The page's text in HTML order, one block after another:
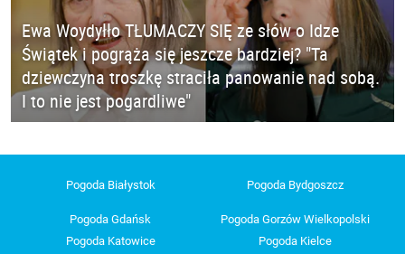
Ewa Woydyłło TŁUMACZY SIĘ ze słów o Idze
Świątek i pogrąża się jeszcze bardziej? "Ta
dziewczyna troszkę straciła panowanie nad sobą.
I to nie jest pogardliwe"
Pogoda Białystok Pogoda Bydgoszcz
Pogoda Gdańsk
Pogoda Gorzów Wielkopolski
Pogoda Katowice
Pogoda Kielce